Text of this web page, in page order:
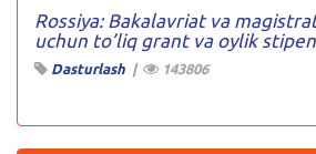
Rossiya: Bakalavriat va
uchun to’liq grant va oylik
Dasturlash | 143806